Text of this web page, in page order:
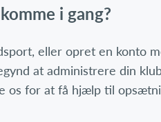
i gang?
eller opret en konto
at administrere din
os for at få hjælp til